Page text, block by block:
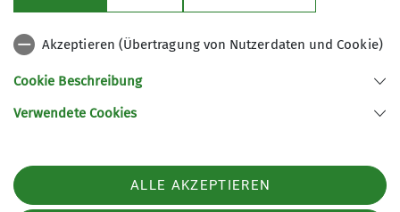
wichtige Infos
Partner
83317 Teisendorf
Telefon +4986666177
Akzeptieren (Übertragung von Nutzerdaten und Cookie)
Cookie Beschreibung
Verwendete Cookies
ALLE AKZEPTIEREN